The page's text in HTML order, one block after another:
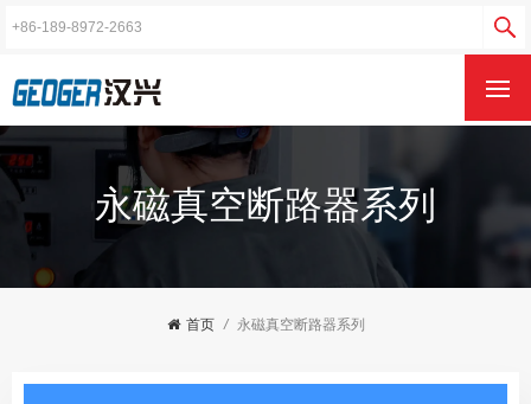
永磁真空断路器系列
首页 / 永磁真空断路器系列